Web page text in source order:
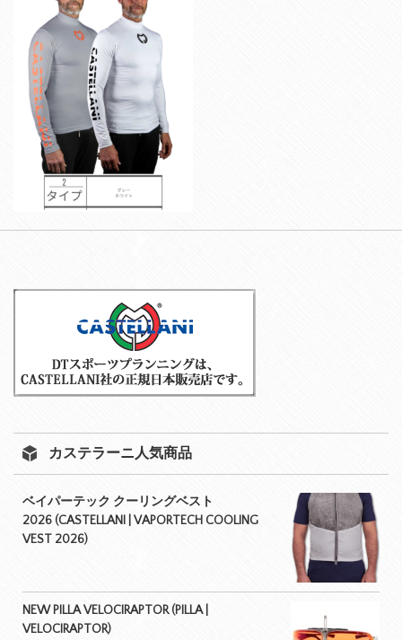
カステラーニ人気商品
ベイパーテック クーリングベスト
2026 (CASTELLANI | VAPORTECH COOLING
VEST 2026)
NEW PILLA VELOCIRAPTOR (PILLA |
VELOCIRAPTOR)